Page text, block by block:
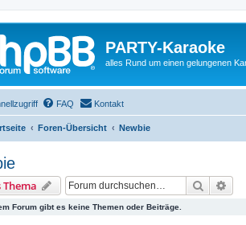
PARTY-Karaoke
alles Rund um einen gelungenen
FAQ Kontakt
Foren-Übersicht Newbie
Thema Suche
Forum gibt es keine Themen oder Beiträge.